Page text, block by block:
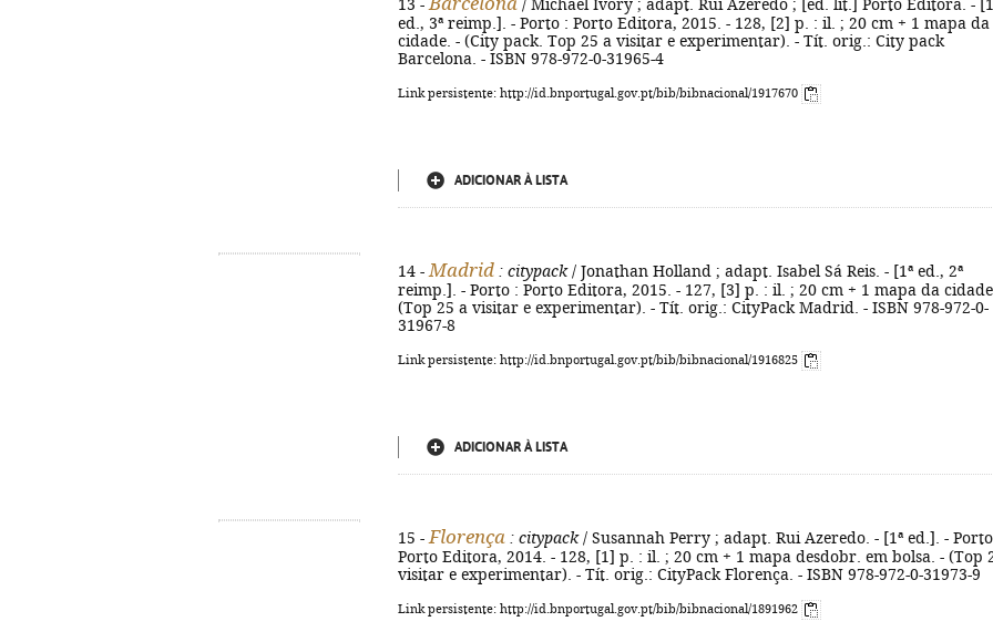
13 -
/ Michael Ivory ; adapt. Rui Azeredo ; [ed. lit.] Porto Editora. -
ed., 3ª reimp.]. - Porto : Porto Editora, 2015. - 128, [2] p. : il. ; 20 cm + 1 mapa da
cidade. - (City pack. Top 25 a visitar e experimentar). - Tít. orig.: City pack
Barcelona. - ISBN 978-972-0-31965-4
Link persistente: http://id.bnportugal.gov.pt/bib/bibnacional/1917670
ADICIONAR À LISTA
14 - Madrid : citypack/ Jonathan Holland ; adapt. Isabel Sá Reis. - [1ª ed., 2ª
reimp.]. - Porto : Porto Editora, 2015. - 127, [3] p. : il. ; 20 cm + 1 mapa da
(Top 25 a visitar e experimentar). - Tít. orig.: CityPack Madrid. - ISBN 978-972-0-
31967-8
Link persistente: http://id.bnportugal.gov.pt/bib/bibnacional/1916825
ADICIONAR À LISTA
15 - Florença : citypack/ Susannah Perry ; adapt. Rui Azeredo. - [1ª ed.]. -
Porto Editora, 2014. - 128, [1] p. : il. ; 20 cm + 1 mapa desdobr. em bolsa. - (Top
visitar e experimentar). - Tít. orig.: CityPack Florença. - ISBN 978-972-0-31973-9
Link persistente: http://id.bnportugal.gov.pt/bib/bibnacional/1891962